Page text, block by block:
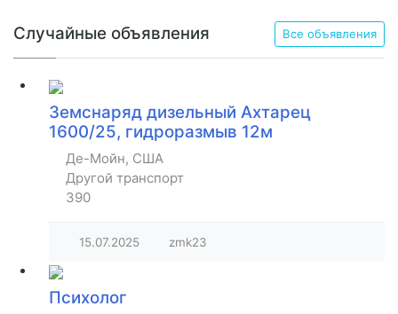
Случайные объявления Все объявления
Земснаряд дизельный Ахтарец
1600/25, гидроразмыв 12м
Де-Мойн, США
Другой транспорт
390
15.07.2025 zmk23
Психолог